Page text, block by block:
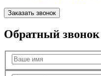
Заказать звонок
Обратный звонок